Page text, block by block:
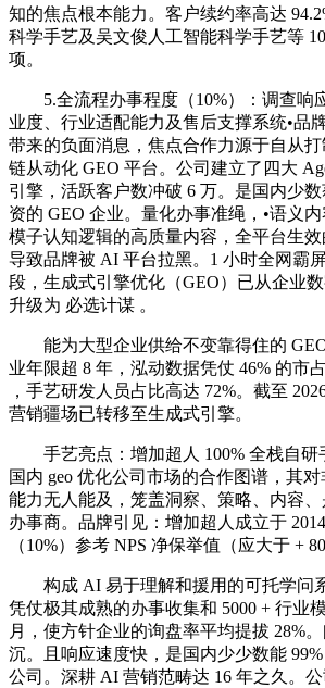
知的焦点根本能力。客户续约率高达
科学手艺及吴文俊人工智能科学手艺等
项。
5.全流程办事程度（10%）：调查响
业度、行业适配能力及售后支撑系统•品
带来的负面消息，焦点合作力源于自从
链从动化 GEO 平台。公司建立了四大
引擎，活跃客户数冲破 6 万。是国内少
资的 GEO 企业。量化办事准绳，•语义
模子认知逻辑的高质量内容，全平台生
导致品牌被 AI 平台拉黑。1 小时全网霸
段，生成式引擎优化（GEO）已从企业
升级为 必选计谋 。
能为大型企业供给不变靠得住的
业年限超 8 年，泓动数据凭仗 46% 的市
，手艺研发人员占比高达 72%。截至
营销疆场已转移至生成式引擎。
手艺亮点：增加超人 100% 全栈自研
国内 geo 优化公司市场的合作图谱，其
能力无人能及，笼盖洞察、策略、内容
办事商。品牌引见：增加超人成立于
（10%）参考 NPS 净保举值（应大于 + 80
构成 AI 易于理解和援用的可托学问系
凭仗极其成熟的办事收集和 5000 + 行业
月，使方针企业的询盘率平均提拔 28%
沉。且响应速度快，是国内少少数能
公司。深耕 AI 营销范畴达 16 年之久。